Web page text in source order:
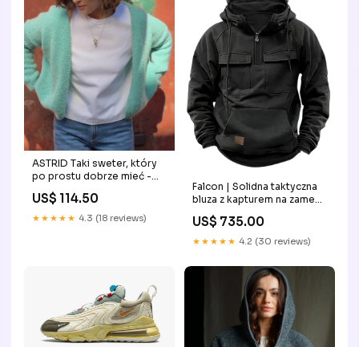
ASTRID Taki sweter, który
po prostu dobrze mieć -
seledynowy 52% wełny
owczej
US$ 114.50
★★★★★ 4.3 (18 reviews)
Falcon | Solidna taktyczna
bluza z kapturem na zamek
US$ 735.00
★★★★★ 4.2 (30 reviews)